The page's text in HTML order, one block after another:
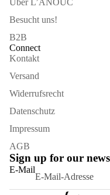
Über L’ANOUC
Besucht uns!
B2B
Connect
Kontakt
Versand
Widerrufsrecht
Datenschutz
Impressum
AGB
Sign up for our
E-Mail
Widerrufsrecht
Datenschutzerklärung